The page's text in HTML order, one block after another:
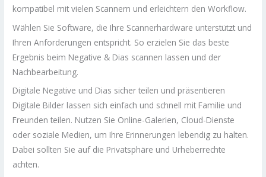
kompatibel mit vielen Scannern und erleichtern den Workflow.
Wählen Sie Software, die Ihre Scannerhardware unterstützt und
Ihren Anforderungen entspricht. So erzielen Sie das beste
Ergebnis beim Negative & Dias scannen lassen und der
Nachbearbeitung.
Digitale Negative und Dias sicher teilen und präsentieren
Digitale Bilder lassen sich einfach und schnell mit Familie und
Freunden teilen. Nutzen Sie Online-Galerien, Cloud-Dienste
oder soziale Medien, um Ihre Erinnerungen lebendig zu halten.
Dabei sollten Sie auf die Privatsphäre und Urheberrechte
achten.